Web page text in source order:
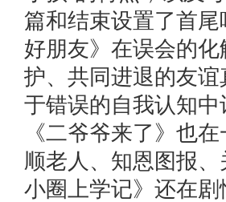
篇和结束设置了首
好朋友》在误会的
护、共同进退的友
于错误的自我认知
《二爷爷来了》也
顺老人、知恩图报
小圈上学记》还在